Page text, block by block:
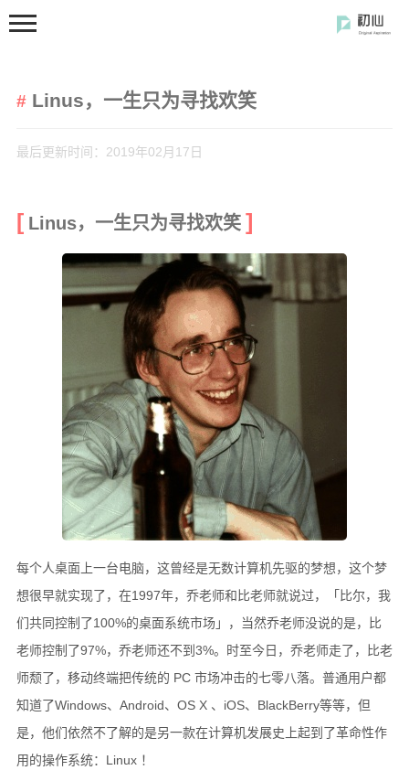
Linus，一生只为寻找欢笑
最后更新时间：2019年02月17日
Linus，一生只为寻找欢笑
每个人桌面上一台电脑，这曾经是无数计算机先驱的梦想，这个梦
想很早就实现了，在1997年，乔老师和比老师就说过，「比尔，我
们共同控制了100%的桌面系统市场」，当然乔老师没说的是，比
老师控制了97%，乔老师还不到3%。时至今日，乔老师走了，比老
师颓了，移动终端把传统的 PC 市场冲击的七零八落。普通用户都
知道了Windows、Android、OS X 、iOS、BlackBerry等等，但
是，他们依然不了解的是另一款在计算机发展史上起到了革命性作
用的操作系统：Linux ！
开发笔记
前端开发
软件使用
开源软件
硬件随笔
更多
邻居
捐赠
归档